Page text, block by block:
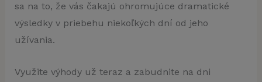
sa na to, že vás čakajú ohromujúce dramatické
výsledky v priebehu niekoľkých dní od jeho
užívania.
Využite výhody už teraz a zabudnite na dni